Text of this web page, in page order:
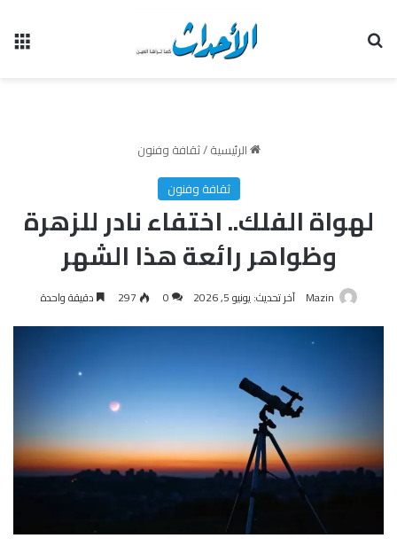
الرئيسية/ثقافة وفنون
ثقافة وفنون
لهواة الفلك.. اختفاء نادر للزهرة
وظواهر رائعة هذا الشهر
Mazin آخر تحديث: يونيو 5, 2026 0
297 دقيقة واحدة